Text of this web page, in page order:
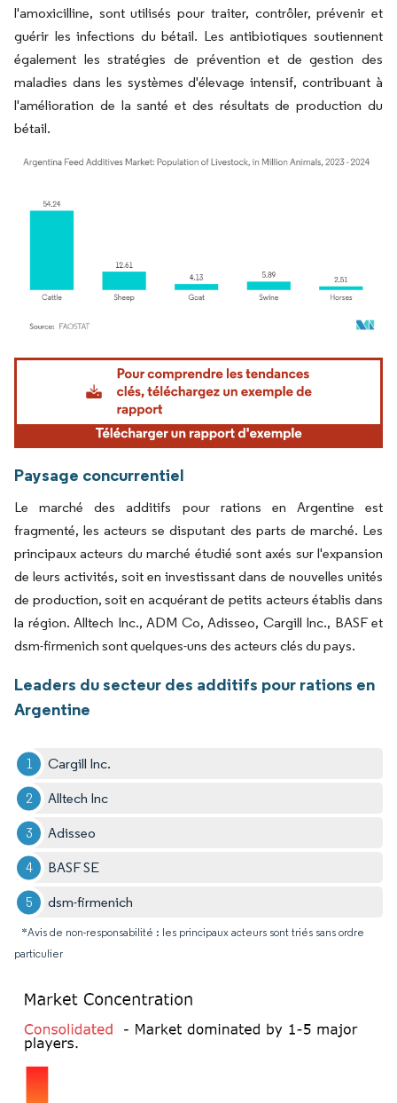
l'amoxicilline, sont utilisés pour traiter, contrôler, prévenir et
guérir les infections du bétail. Les antibiotiques soutiennent
également les stratégies de prévention et de gestion des
maladies dans les systèmes d'élevage intensif, contribuant à
l'amélioration de la santé et des résultats de production du
bétail.
Image © Mordor Intelligence. La réutilisation nécessite une attribution sous CC BY
Paysage concurrentiel
Le marché des additifs pour rations en Argentine est
fragmenté, les acteurs se disputant des parts de marché. Les
principaux acteurs du marché étudié sont axés sur l'expansion
de leurs activités, soit en investissant dans de nouvelles unités
de production, soit en acquérant de petits acteurs établis dans
la région. Alltech Inc., ADM Co, Adisseo, Cargill Inc., BASF et
dsm-firmenich sont quelques-uns des acteurs clés du pays.
Leaders du secteur des additifs pour rations en
Argentine
Cargill Inc.
Alltech Inc
Adisseo
BASF SE
dsm-firmenich
*Avis de non-responsabilité : les principaux acteurs sont triés sans ordre
particulier